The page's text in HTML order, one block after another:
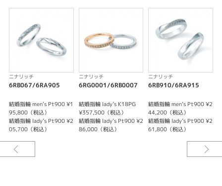
レディース
メンズ
6RB908/6RA913
が落ち着いた印象です。
ニナリッチ
6RB067/6RA905
結婚指輪 men‘s Pt900 ¥1
95,800（税込）
結婚指輪 lady’s Pt900 ¥2
05,700（税込）
ニナリッチ
6RG0001/6RB0007
結婚指輪 lady’s K18PG
¥357,500（税込）
結婚指輪 lady’s Pt900 ¥2
86,000（税込）
ニナリッチ
6RB910/6RA915
結婚指輪 men‘s Pt900 ¥2
44,200（税込）
結婚指輪 lady’s Pt900 ¥2
61,800（税込）